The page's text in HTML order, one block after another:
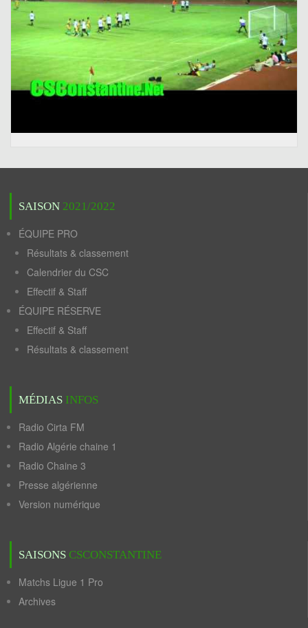
SAISON 2021/2022
ÉQUIPE PRO
Résultats & classement
Calendrier du CSC
Effectif & Staff
ÉQUIPE RÉSERVE
Effectif & Staff
Résultats & classement
MÉDIAS INFOS
Radio Cirta FM
Radio Algérie chaine 1
Radio Chaine 3
Presse algérienne
Version numérique
SAISONS CSCONSTANTINE
Matchs Ligue 1 Pro
Archives